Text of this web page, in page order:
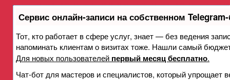
Сервис онлайн-записи на собственном
Тот, кто работает в сфере услуг, знает — без ведения
напоминать клиентам о визитах тоже. Нашли самый
Для новых пользователей первый месяц бесплатно.
Чат-бот для мастеров и специалистов, который упрощает
Ошибка P3448